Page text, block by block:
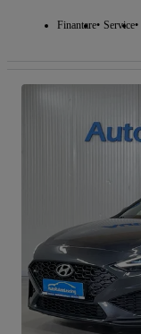
Finantare Service